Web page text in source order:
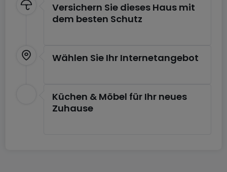
Versichern Sie dieses Haus mit
dem besten Schutz
Wählen Sie Ihr Internetangebot
Küchen & Möbel für Ihr neues
Zuhause